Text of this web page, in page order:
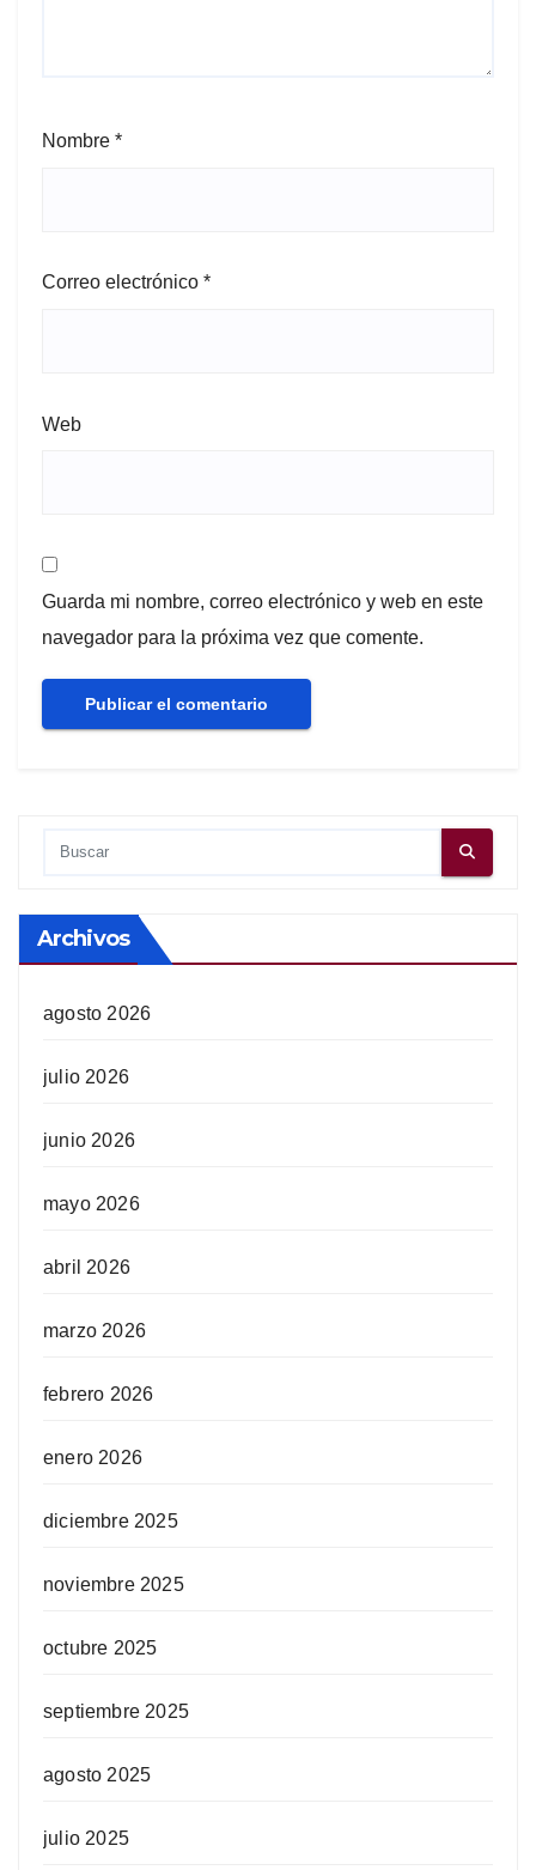
Nombre *
Correo electrónico *
Web
Guarda mi nombre, correo electrónico y web en este
navegador para la próxima vez que comente.
Archivos
agosto 2026
julio 2026
junio 2026
mayo 2026
abril 2026
marzo 2026
febrero 2026
enero 2026
diciembre 2025
noviembre 2025
octubre 2025
septiembre 2025
agosto 2025
julio 2025